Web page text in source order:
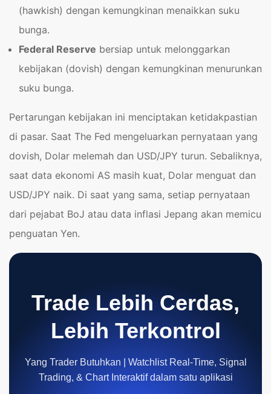
(hawkish) dengan kemungkinan menaikkan suku
bunga.
Federal Reserve bersiap untuk melonggarkan
kebijakan (dovish) dengan kemungkinan menurunkan
suku bunga.
Pertarungan kebijakan ini menciptakan ketidakpastian
di pasar. Saat The Fed mengeluarkan pernyataan yang
dovish, Dolar melemah dan USD/JPY turun. Sebaliknya,
saat data ekonomi AS masih kuat, Dolar menguat dan
USD/JPY naik. Di saat yang sama, setiap pernyataan
dari pejabat BoJ atau data inflasi Jepang akan memicu
penguatan Yen.
Trade Lebih Cerdas,
Lebih Terkontrol
Yang Trader Butuhkan | Watchlist Real-Time, Signal
Trading, & Chart Interaktif dalam satu aplikasi